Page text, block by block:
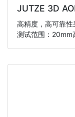
JUTZE 3D
高精度，高可靠
测试范围：20mm